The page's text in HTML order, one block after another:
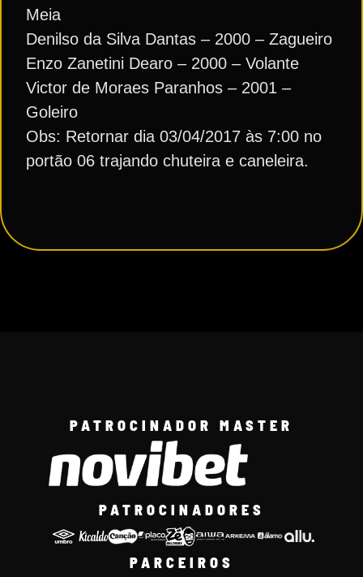
Meia
Denilso da Silva Dantas – 2000 – Zagueiro
Enzo Zanetini Dearo – 2000 – Volante
Victor de Moraes Paranhos – 2001 –
Goleiro
Obs: Retornar dia 03/04/2017 às 7:00 no
portão 06 trajando chuteira e caneleira.
PATROCINADOR MASTER
PATROCINADORES
PARCEIROS